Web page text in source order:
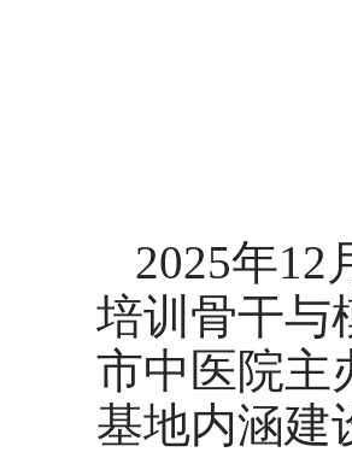
2025年12
培训骨干与
市中医院主
基地内涵建